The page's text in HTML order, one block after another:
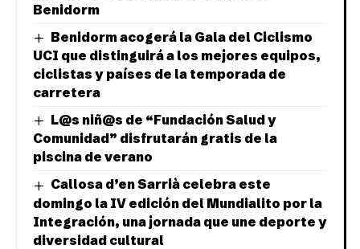
Benidorm
Benidorm acogerá la Gala del Ciclismo
UCI que distinguirá a los mejores equipos,
ciclistas y países de la temporada de
carretera
L@s niñ@s de “Fundación Salud y
Comunidad” disfrutarán gratis de la
piscina de verano
Callosa d’en Sarrià celebra este
domingo la IV edición del Mundialito por la
Integración, una jornada que une deporte y
diversidad cultural